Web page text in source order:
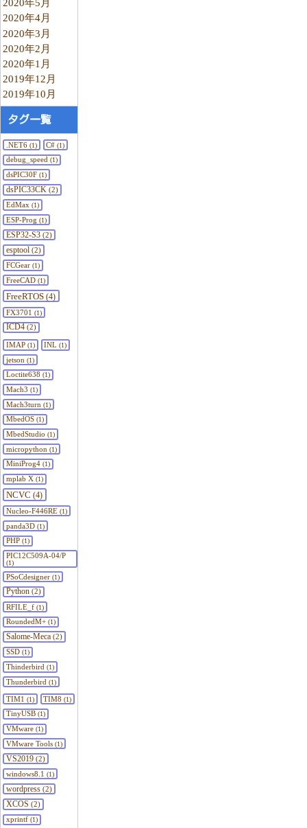
2020年5月
2020年4月
2020年3月
2020年2月
2020年1月
2019年12月
2019年10月
タグ一覧
.NET6(1) C# (1)
debug_speed(1)
dsPIC30F(1)
dsPIC33CK (2)
EdMax (1)
ESP-Prog (1)
ESP32-S3 (2)
esptool (2)
FCGear(1)
FreeCAD(1)
FreeRTOS (4)
FX3701 (1)
ICD4 (2)
IMAP(1) INL (1)
jetson (1)
Loctite638 (1)
Mach3 (1)
Mach3turn (1)
MbedOS(1)
MbedStudio (1)
micropython (1)
MiniProg4(1)
mplab X(1)
NCVC (4)
Nucleo-F446RE(1)
panda3D(1)
PHP(1)
PIC12C509A-04/P
(1)
PSoCdesigner(1)
Python (2)
RFILE_f(1)
RoundedM+(1)
Salome-Meca (2)
SSD(1)
Thinderbird (1)
Thunderbird (1)
TIM1 (1) TIM8 (1)
TinyUSB(1)
VMware(1)
VMware Tools(1)
VS2019 (2)
windows8.1 (1)
wordpress (2)
XCOS (2)
xprintf(1)